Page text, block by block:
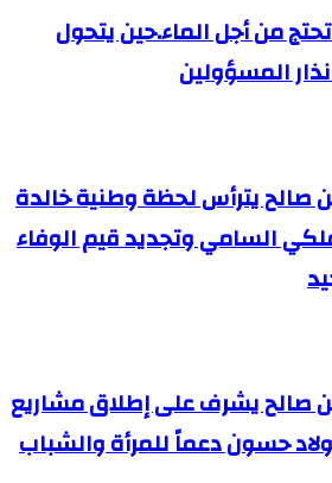
من أجل الماء.حين يتحول
المسؤولين
صالح يترأس لحظة وطنية خالدة
السامي وتجديد قيم الوفاء
صالح يشرف على إطلاق مشاريع
حسون دعماً للمرأة والشباب